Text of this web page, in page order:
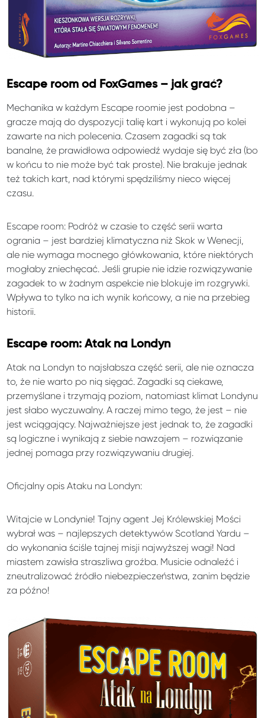
Escape room od FoxGames – jak grać?
Mechanika w każdym Escape roomie jest podobna –
gracze mają do dyspozycji talię kart i wykonują po kolei
zawarte na nich polecenia. Czasem zagadki są tak
banalne, że prawidłowa odpowiedź wydaje się być zła (bo
w końcu to nie może być tak proste). Nie brakuje jednak
też takich kart, nad którymi spędziliśmy nieco więcej
czasu.
Escape room: Podróż w czasie to część serii warta
ogrania – jest bardziej klimatyczna niż Skok w Wenecji,
ale nie wymaga mocnego główkowania, które niektórych
mogłaby zniechęcać. Jeśli grupie nie idzie rozwiązywanie
zagadek to w żadnym aspekcie nie blokuje im rozgrywki.
Wpływa to tylko na ich wynik końcowy, a nie na przebieg
historii.
Escape room: Atak na Londyn
Atak na Londyn to najsłabsza część serii, ale nie oznacza
to, że nie warto po nią sięgać. Zagadki są ciekawe,
przemyślane i trzymają poziom, natomiast klimat Londynu
jest słabo wyczuwalny. A raczej mimo tego, że jest – nie
jest wciągający. Najważniejsze jest jednak to, że zagadki
są logiczne i wynikają z siebie nawzajem – rozwiązanie
jednej pomaga przy rozwiązywaniu drugiej.
Oficjalny opis Ataku na Londyn:
Witajcie w Londynie! Tajny agent Jej Królewskiej Mości
wybrał was – najlepszych detektywów Scotland Yardu –
do wykonania ściśle tajnej misji najwyższej wagi! Nad
miastem zawisła straszliwa groźba. Musicie odnaleźć i
zneutralizować źródło niebezpieczeństwa, zanim będzie
za późno!